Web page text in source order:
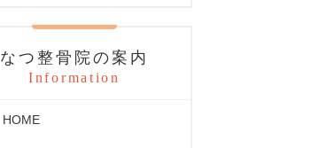
なつ整骨院の案内
Information
HOME